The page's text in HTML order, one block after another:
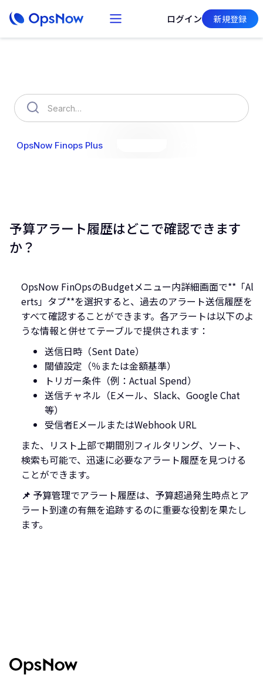
ログイン 新規登録
OpsNow Finops Plus
予算アラート履歴はどこで確認できます
か？
OpsNow FinOpsのBudgetメニュー内詳細画面で**「Al
erts」タブ**を選択すると、過去のアラート送信履歴を
すべて確認することができます。各アラートは以下のよ
うな情報と併せてテーブルで提供されます：
送信日時（Sent Date）
閾値設定（％または金額基準）
トリガー条件（例：Actual Spend）
送信チャネル（Eメール、Slack、Google Chat
等）
受信者EメールまたはWebhook URL
また、リスト上部で期間別フィルタリング、ソート、
検索も可能で、迅速に必要なアラート履歴を見つける
ことができます。
📌 予算管理でアラート履歴は、予算超過発生時点とア
ラート到達の有無を追跡するのに重要な役割を果たし
ます。